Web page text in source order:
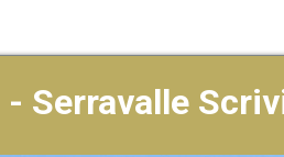
Serravalle